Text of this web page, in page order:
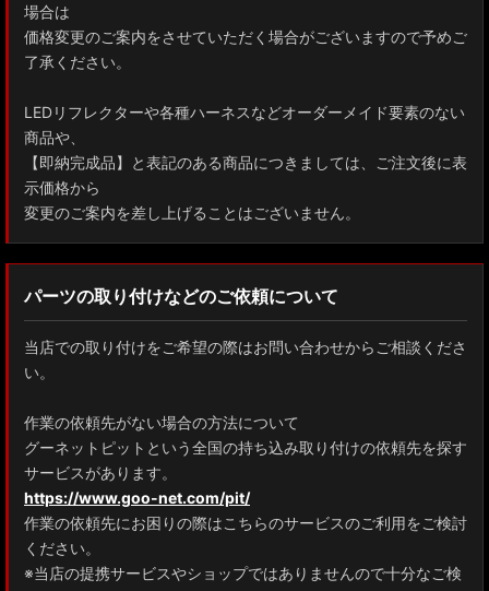
場合は
価格変更のご案内をさせていただく場合がございますので予めご
了承ください。
LEDリフレクターや各種ハーネスなどオーダーメイド要素のない
商品や、
【即納完成品】と表記のある商品につきましては、ご注文後に表
示価格から
変更のご案内を差し上げることはございません。
パーツの取り付けなどのご依頼について
当店での取り付けをご希望の際はお問い合わせからご相談くださ
い。
作業の依頼先がない場合の方法について
グーネットピットという全国の持ち込み取り付けの依頼先を探す
サービスがあります。
https://www.goo-net.com/pit/
作業の依頼先にお困りの際はこちらのサービスのご利用をご検討
ください。
※当店の提携サービスやショップではありませんので十分なご検